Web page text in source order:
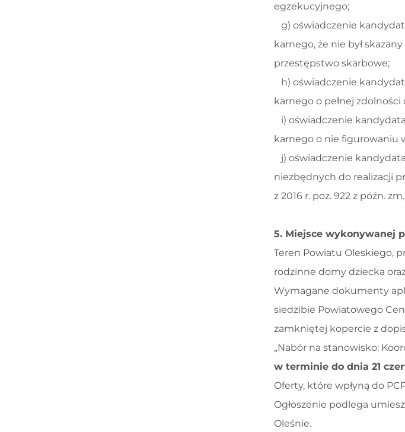
egzekucyjnego;
g) oświadczenie
karnego, że nie był
przestępstwo skarbowe;
h) oświadczenie
karnego o pełnej
i) oświadczenie
karnego o nie figurowaniu
j) oświadczenie
niezbędnych do realizacji
z 2016 r. poz. 922 z późn.
5. Miejsce wykonywanej
Teren Powiatu Oleskiego,
rodzinne domy dziecka
Wymagane dokumenty
siedzibie Powiatowego
zamkniętej kopercie z
„Nabór na stanowisko:
w terminie do dnia 21
Oferty, które wpłyną do
Ogłoszenie podlega
Oleśnie.